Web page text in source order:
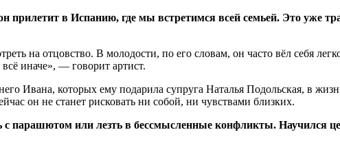
в Испанию, где мы встретимся всей семьей. Это уже
на отцовство. В молодости, по его словам, он часто вёл себя
иначе», — говорит артист.
Ивана, которых ему подарила супруга Наталья Подольская, в
он не станет рисковать ни собой, ни чувствами близких.
с парашютом или лезть в бессмысленные конфликты. Научился